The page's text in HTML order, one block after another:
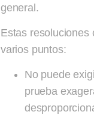
general.
Estas resoluciones
varios puntos:
No puede
prueba